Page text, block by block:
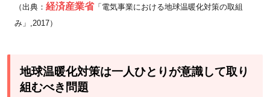
（出典： 経済産業省「電気事業における地球温暖化対策の取組
み」,2017）
地球温暖化対策は一人ひとりが意識して取り
組むべき問題